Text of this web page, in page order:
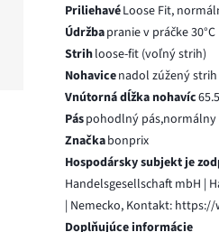
PriliehavéLoose Fit,
Údržbapranie v práčke 30°C
Strihloose-fit (voľný strih)
Nohavicenadol zúžený
Vnútorná dĺžka nohavíc
Páspohodlný pás,normálny
Značkabonprix
Hospodársky subjekt je
Handelsgesellschaft mbH |
| Nemecko, Kontakt:
Doplňujúce informácie